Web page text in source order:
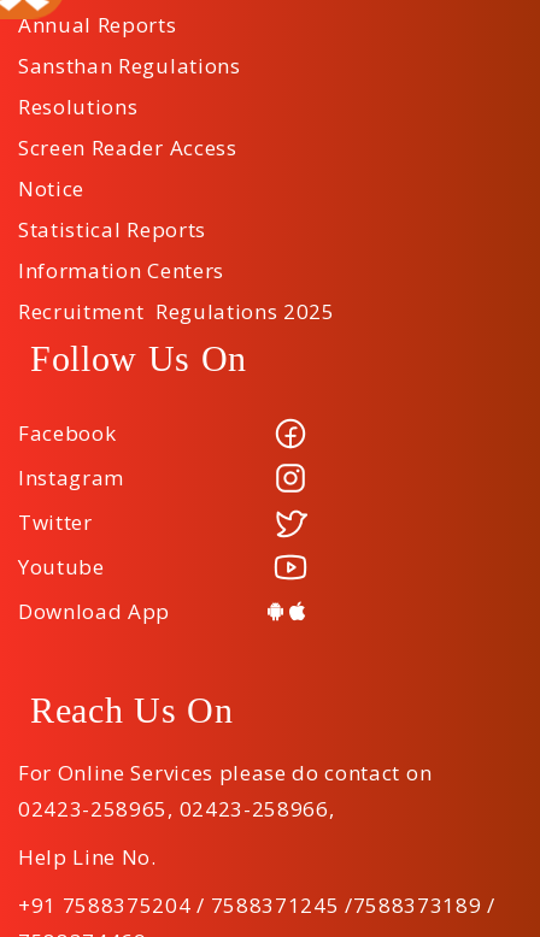
Annual Reports
Sansthan Regulations
Resolutions
Screen Reader Access
Notice
Statistical Reports
Information Centers
Recruitment Regulations 2025
Follow Us On
Facebook
Instagram
Twitter
Youtube
Download App
Reach Us On
For Online Services please do contact on
02423-258965, 02423-258966,
Help Line No.
+91 7588375204 / 7588371245 /7588373189 /